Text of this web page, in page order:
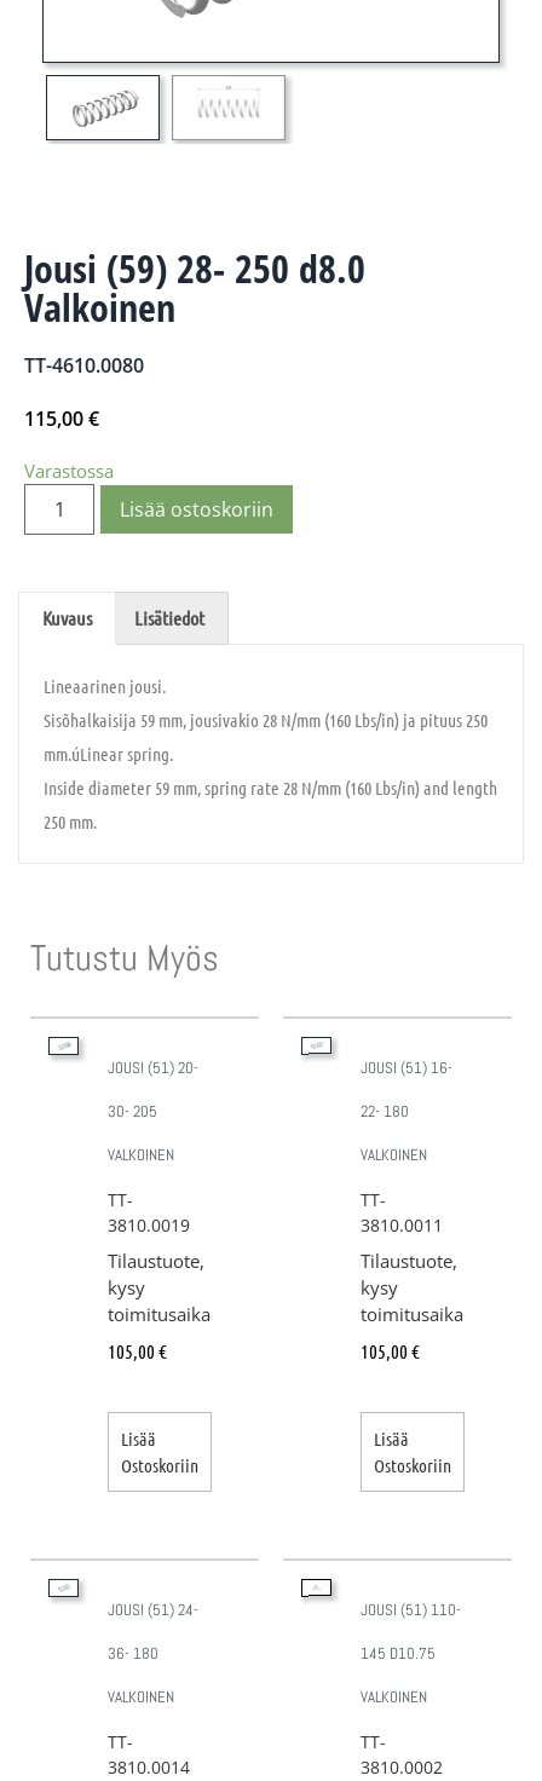
Jousi (59) 28- 250 d8.0
Valkoinen
TT-4610.0080
115,00€
Varastossa
Lisää ostoskoriin
Kuvaus Lisätiedot
Lineaarinen jousi.
Sisõhalkaisija 59 mm, jousivakio 28 N/mm (160 Lbs/in) ja pituus 250
mm.úLinear spring.
Inside diameter 59 mm, spring rate 28 N/mm (160 Lbs/in) and length
250 mm.
Tutustu Myös
JOUSI (51) 20-
30- 205
VALKOINEN
TT-
3810.0019
Tilaustuote,
kysy
toimitusaika
105,00 €
Lisää
Ostoskoriin
JOUSI (51) 16-
22- 180
VALKOINEN
TT-
3810.0011
Tilaustuote,
kysy
toimitusaika
105,00 €
Lisää
Ostoskoriin
JOUSI (51) 24-
36- 180
VALKOINEN
TT-
3810.0014
JOUSI (51) 110-
145 D10.75
VALKOINEN
TT-
3810.0002